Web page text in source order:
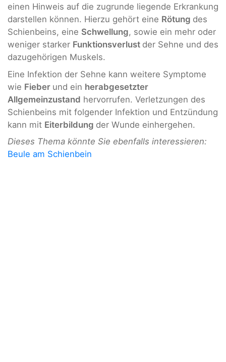
einen Hinweis auf die zugrunde liegende Erkrankung
darstellen können. Hierzu gehört eine Rötung des
Schienbeins, eine Schwellung, sowie ein mehr oder
weniger starker Funktionsverlust der Sehne und des
dazugehörigen Muskels.
Eine Infektion der Sehne kann weitere Symptome
wie Fieber und ein herabgesetzter
Allgemeinzustand hervorrufen. Verletzungen des
Schienbeins mit folgender Infektion und Entzündung
kann mit Eiterbildung der Wunde einhergehen.
Dieses Thema könnte Sie ebenfalls interessieren:
Beule am Schienbein